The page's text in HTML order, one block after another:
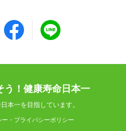
う！健康寿命日本一
本一を目指しています。
ー・プライパシーポリシー